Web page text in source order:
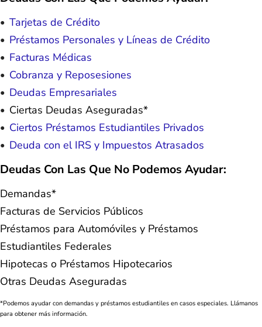
Tarjetas de Crédito
Préstamos Personales y Líneas de Crédito
Facturas Médicas
Cobranza y Reposesiones
Deudas Empresariales
Ciertas Deudas Aseguradas*
Ciertos Préstamos Estudiantiles Privados
Deuda con el IRS y Impuestos Atrasados
Deudas Con Las Que No Podemos Ayudar:
Demandas*
Facturas de Servicios Públicos
Préstamos para Automóviles y Préstamos
Estudiantiles Federales
Hipotecas o Préstamos Hipotecarios
Otras Deudas Aseguradas
*Podemos ayudar con demandas y préstamos estudiantiles en casos especiales. Llámanos
para obtener más información.